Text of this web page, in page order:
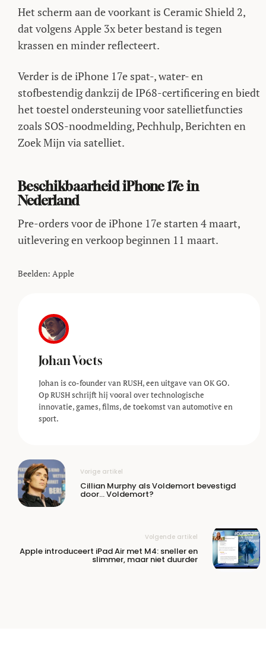
Het scherm aan de voorkant is Ceramic Shield 2,
dat volgens Apple 3x beter bestand is tegen
krassen en minder reflecteert.
Verder is de iPhone 17e spat-, water- en
stofbestendig dankzij de IP68-certificering en biedt
het toestel ondersteuning voor satellietfuncties
zoals SOS-noodmelding, Pechhulp, Berichten en
Zoek Mijn via satelliet.
Beschikbaarheid iPhone 17e in
Nederland
Pre-orders voor de iPhone 17e starten 4 maart,
uitlevering en verkoop beginnen 11 maart.
Beelden: Apple
Johan Voets
Johan is co-founder van RUSH, een uitgave van OK GO.
Op RUSH schrijft hij vooral over technologische
innovatie, games, films, de toekomst van automotive en
sport.
Vorige artikel
Cillian Murphy als Voldemort bevestigd
door… Voldemort?
Volgende artikel
Apple introduceert iPad Air met M4: sneller en
slimmer, maar niet duurder